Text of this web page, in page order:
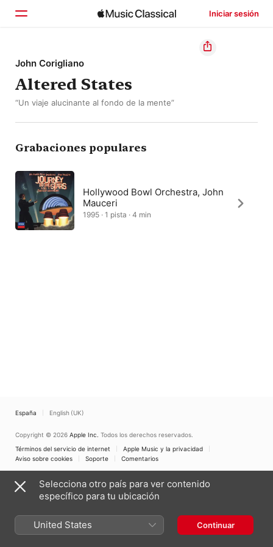
Iniciar sesión
Inicio
Explorar
John Corigliano
Altered States
“Un viaje alucinante al fondo de la mente”
Grabaciones populares
Hollywood Bowl Orchestra, John
Mauceri
1995 · 1 pista · 4 min
España English (UK)
Copyright © 2026 Apple Inc. Todos los derechos reservados.
Términos del servicio de internet
Apple Music y la privacidad
Aviso sobre cookies
Soporte Comentarios
Selecciona otro país para ver contenido
específico para tu ubicación
United States Continuar